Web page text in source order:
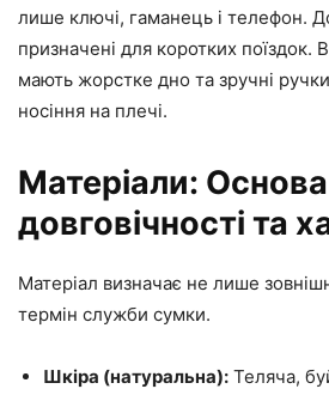
лише ключі, гаманець і телефон.
призначені для коротких поїздок.
мають жорстке дно та зручні
носіння на плечі.
Матеріали: Основа
довговічності та
Матеріал визначає не лише
термін служби сумки.
Шкіра (натуральна): Теляча,